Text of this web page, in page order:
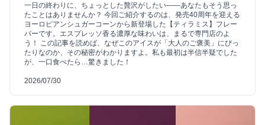
一日の終わりに、ちょっとした贅沢がしたい――あなたもそう思っ
たことはありませんか？ 今回ご紹介するのは、発売40周年を迎える
ヨーロピアンシュガーコーンから新登場した【ティラミス】フレー
バーです。エスプレッソ香る濃厚な味わいは、まるで専門店のよ
う！ この記事を読めば、なぜこのアイスが「大人のご褒美」にぴっ
たりなのか、その秘密がわかりますよ。私も最初は半信半疑でした
が、一口食べたら…驚きました！
2026/07/30